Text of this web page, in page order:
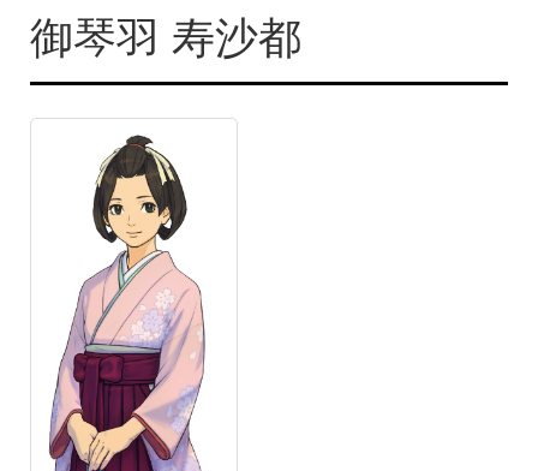
御琴羽 寿沙都